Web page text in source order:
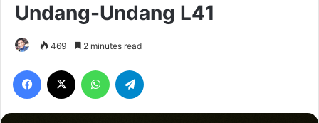
Undang-Undang L41
469 2 minutes read
Facebook WhatsApp